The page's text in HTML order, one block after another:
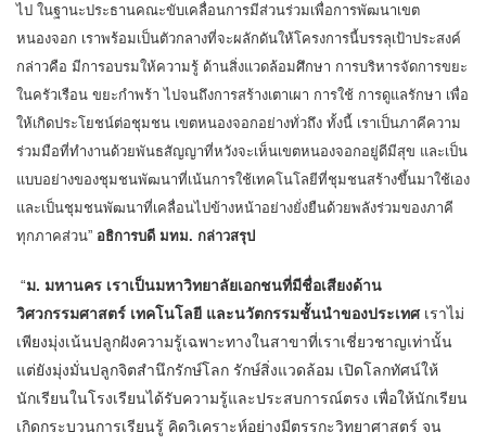
ไป ในฐานะประธานคณะขับเคลื่อนการมีส่วนร่วมเพื่อการพัฒนาเขต
หนองจอก เราพร้อมเป็นตัวกลางที่จะผลักดันให้โครงการนี้บรรลุเป้าประสงค์
กล่าวคือ มีการอบรมให้ความรู้ ด้านสิ่งแวดล้อมศึกษา การบริหารจัดการขยะ
ในครัวเรือน ขยะกำพร้า ไปจนถึงการสร้างเตาเผา การใช้ การดูแลรักษา เพื่อ
ให้เกิดประโยชน์ต่อชุมชน เขตหนองจอกอย่างทั่วถึง ทั้งนี้ เราเป็นภาคีความ
ร่วมมือที่ทำงานด้วยพันธสัญญาที่หวังจะเห็นเขตหนองจอกอยู่ดีมีสุข และเป็น
แบบอย่างของชุมชนพัฒนาที่เน้นการใช้เทคโนโลยีที่ชุมชนสร้างขึ้นมาใช้เอง
และเป็นชุมชนพัฒนาที่เคลื่อนไปข้างหน้าอย่างยั่งยืนด้วยพลังร่วมของภาคี
ทุกภาคส่วน” อธิการบดี มทม. กล่าวสรุป
“ม. มหานคร เราเป็นมหาวิทยาลัยเอกชนที่มีชื่อเสียงด้าน
วิศวกรรมศาสตร์ เทคโนโลยี และนวัตกรรมชั้นนำของประเทศเราไม่
เพียงมุ่งเน้นปลูกฝังความรู้เฉพาะทางในสาขาที่เราเชี่ยวชาญเท่านั้น
แต่ยังมุ่งมั่นปลูกจิตสำนึกรักษ์โลก รักษ์สิ่งแวดล้อม เปิดโลกทัศน์ให้
นักเรียนในโรงเรียนได้รับความรู้และประสบการณ์ตรง เพื่อให้นักเรียน
เกิดกระบวนการเรียนรู้ คิดวิเคราะห์อย่างมีตรรกะวิทยาศาสตร์ จน